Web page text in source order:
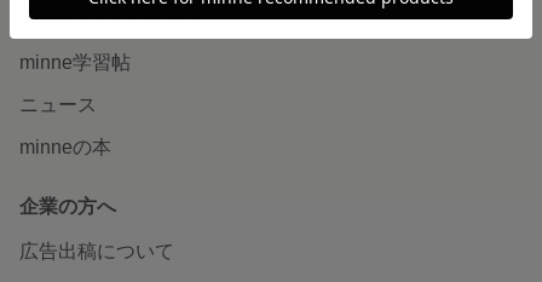
minneとものづくりと
minne学習帖
ニュース
minneの本
企業の方へ
広告出稿について